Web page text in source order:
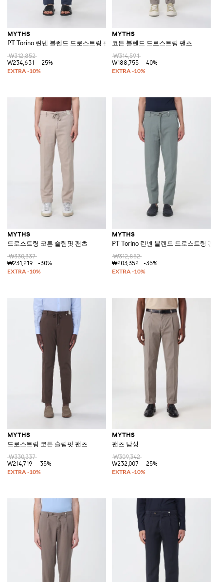
MYTHS
PT Torino 린넨 블렌드 드로스트링 팬츠
₩312,852
₩234,631
-25%
MYTHS
코튼 블렌드 드로스트링 팬츠
₩314,591
₩188,755
-40%
MYTHS
드로스트링 코튼 슬림핏 팬츠
₩330,337
₩231,219
-30%
MYTHS
PT Torino 린넨 블렌드 드로스트링 팬
₩312,852
₩203,352
-35%
MYTHS
드로스트링 코튼 슬림핏 팬츠
₩330,337
₩214,719
-35%
MYTHS
팬츠 남성
₩309,342
₩232,007
-25%